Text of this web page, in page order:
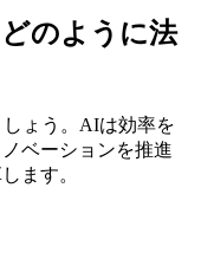
のように法
ょう。AIは効率を
ベーションを推進
ます。